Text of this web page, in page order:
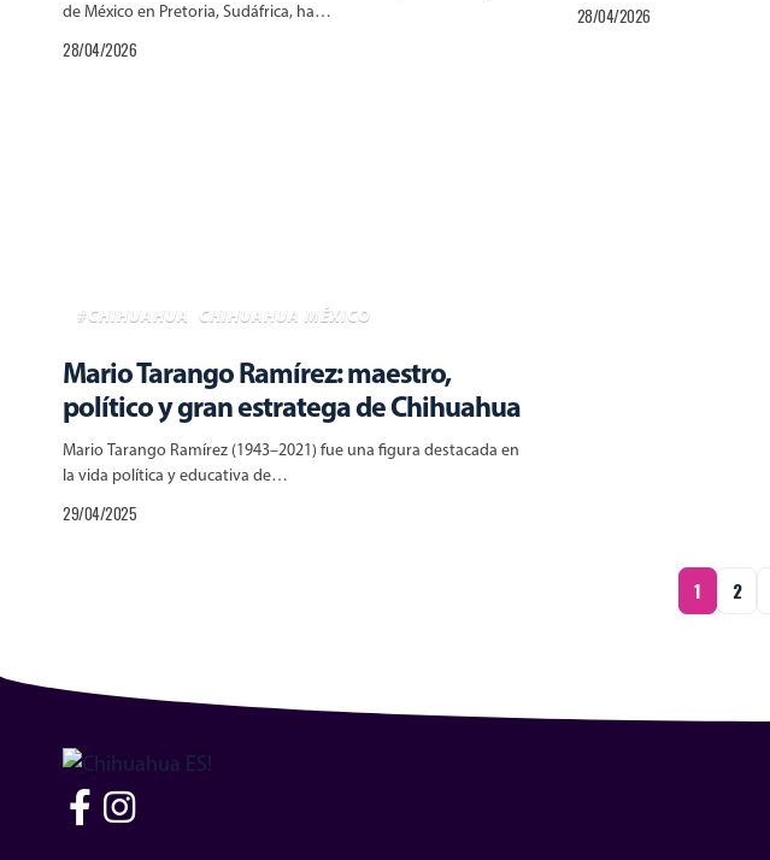
de México en Pretoria, Sudáfrica, ha…
28/04/2026
28/04/2026
#CHIHUAHUA CHIHUAHUA MÉXICO
Mario Tarango Ramírez: maestro,
político y gran estratega de Chihuahua
Mario Tarango Ramírez (1943–2021) fue una figura destacada en
la vida política y educativa de…
29/04/2025
1 2